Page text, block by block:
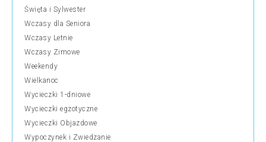
Święta i Sylwester
Wczasy dla Seniora
Wczasy Letnie
Wczasy Zimowe
Weekendy
Wielkanoc
Wycieczki 1-dniowe
Wycieczki egzotyczne
Wycieczki Objazdowe
Wypoczynek i Zwiedzanie